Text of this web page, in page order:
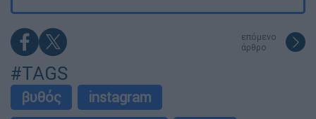
επόμενο
άρθρο
#TAGS
βυθός
instagram